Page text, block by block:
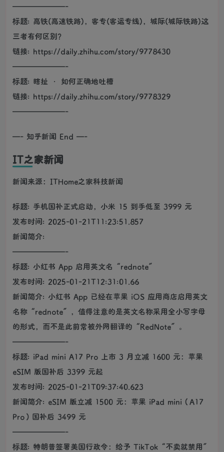
———————-
标题: 高铁(高速铁路)，客专(客运专线)，城际(城际铁路)这
三者有何区别？
链接: https://daily.zhihu.com/story/9778430
———————-
标题: 瞎扯 · 如何正确地吐槽
链接: https://daily.zhihu.com/story/9778329
———————-
—- 知乎新闻 End —-
IT之家新闻
新闻来源：ITHome之家科技新闻
标题: 手机国补正式启动，小米 15 到手低至 3999 元
发布时间: 2025-01-21T11:23:51.857
新闻简介:
———————-
标题: 小红书 App 启用英文名“rednote”
发布时间: 2025-01-21T12:31:01.66
新闻简介: 小红书 App 已经在苹果 iOS 应用商店启用英文
名称“rednote”，值得注意的是英文名称采用全小写字母
的形式，而不是此前常被外网翻译的“RedNote”。
———————-
标题: iPad mini A17 Pro 上市 3 月立减 1600 元：苹果
eSIM 版国补后 3399 元起
发布时间: 2025-01-21T09:37:40.623
新闻简介: eSIM 版立减 1500 元：苹果 iPad mini（A17
Pro）国补后 3499 元
———————-
标题: 特朗普签署美国行政令：给予 TikTok“不卖就禁用”